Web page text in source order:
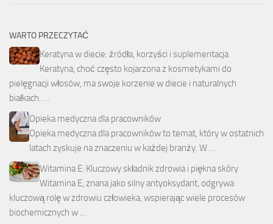
WARTO PRZECZYTAĆ
Keratyna w diecie: źródła, korzyści i suplementacja
Keratyna, choć często kojarzona z kosmetykami do
pielęgnacji włosów, ma swoje korzenie w diecie i naturalnych
białkach. …
Opieka medyczna dla pracowników
Opieka medyczna dla pracowników to temat, który w ostatnich
latach zyskuje na znaczeniu w każdej branży. W …
Witamina E: Kluczowy składnik zdrowia i piękna skóry
Witamina E, znana jako silny antyoksydant, odgrywa
kluczową rolę w zdrowiu człowieka, wspierając wiele procesów
biochemicznych w …